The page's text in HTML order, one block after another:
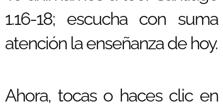
1.16-18; escucha con suma
atención la enseñanza de hoy.
Ahora, tocas o haces clic en